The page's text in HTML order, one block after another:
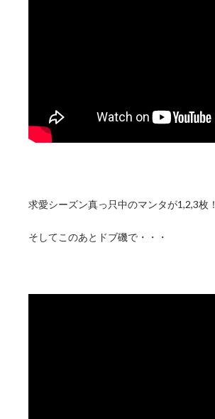
求愛シーズン真っ只中のマンタが1,2,3枚！
そしてこのあとドブ磯で・・・